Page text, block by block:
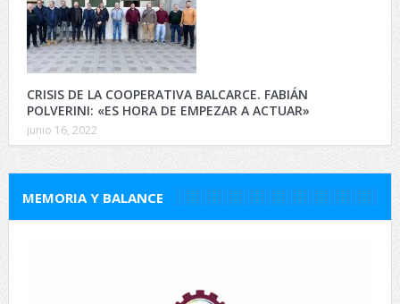
CRISIS DE LA COOPERATIVA BALCARCE. FABIÁN
POLVERINI: «ES HORA DE EMPEZAR A ACTUAR»
junio 16, 2022
MEMORIA Y BALANCE